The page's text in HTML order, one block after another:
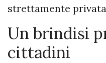
strettamente
Un brindisi
cittadini